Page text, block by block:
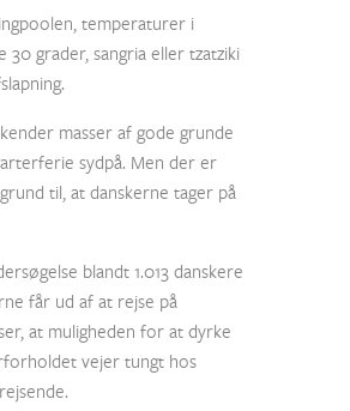
temperaturer i
grader, sangria eller tzatziki
masser af gode grunde
sydpå. Men der er
til, at danskerne tager på
blandt 1.013 danskere
får ud af at rejse på
at muligheden for at dyrke
vejer tungt hos